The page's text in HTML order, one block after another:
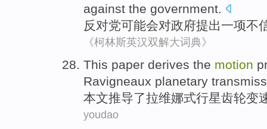
against the government.
反对党可能会对政府提出一项不
《柯林斯英汉双解大词典》
This paper derives the motion
Ravigneaux planetary
本文推导了拉维娜式行星齿轮变
youdao